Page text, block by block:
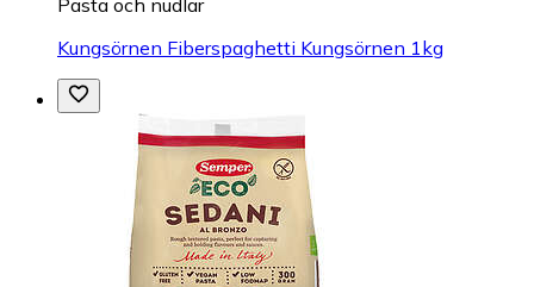
Pasta och nudlar
Kungsörnen Fiberspaghetti Kungsörnen 1kg